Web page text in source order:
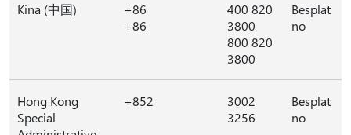
Kina (中国)
+86
+86
400 820
3800
800 820
3800
Besplat
no
Hong Kong
Special
+852
3002
3256
Besplat
no